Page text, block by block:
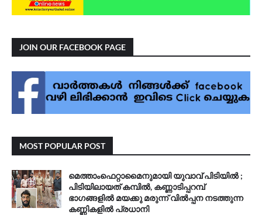
JOIN OUR FACEBOOK PAGE
MOST POPULAR POST
മെത്താംഫെറ്റാമൈനുമായി യുവാവ് പിടിയിൽ ;
പിടിയിലായത് കമ്പിൽ, കണ്ണാടിപ്പറമ്പ്
ഭാഗങ്ങളിൽ മയക്കു മരുന്ന് വിൽപ്പന നടത്തുന്ന
കണ്ണികളിൽ പ്രധാനി